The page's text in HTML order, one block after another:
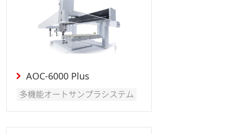
AOC-6000 Plus
多機能オートサンプラシステム